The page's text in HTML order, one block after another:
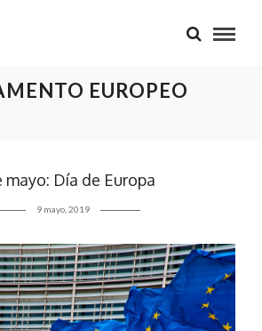
EUROPEO
mayo: Día de Europa
9 mayo, 2019